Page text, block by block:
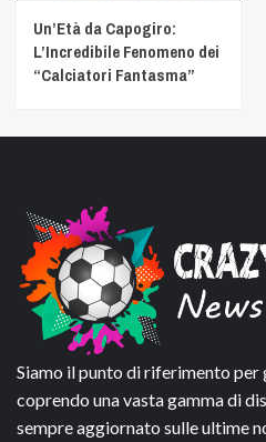
Un’Età da Capogiro:
L’Incredibile Fenomeno dei
“Calciatori Fantasma”
Siamo il punto di riferimento per
coprendo una vasta gamma di
sempre aggiornato sulle ultime